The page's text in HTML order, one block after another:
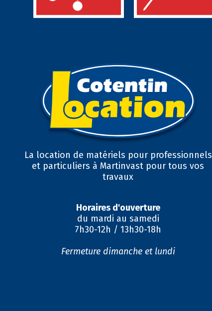
La location de matériels pour professionnels
et particuliers à Martinvast pour tous vos
travaux
Horaires d'ouverture
du mardi au samedi
7h30-12h / 13h30-18h
Fermeture dimanche et lundi